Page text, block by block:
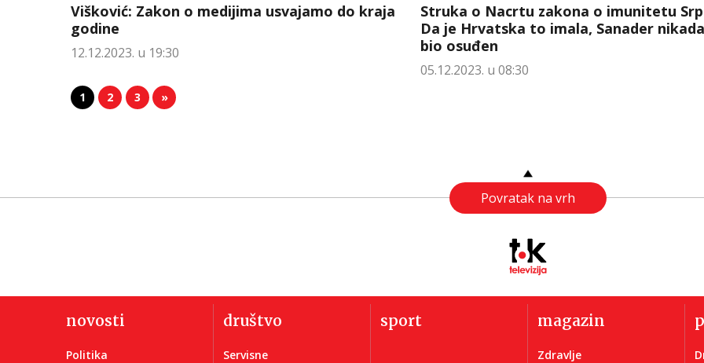
Višković: Zakon o medijima usvajamo do kraja
godine
12.12.2023. u 19:30
Struka o Nacrtu zakona o imunitetu
Da je Hrvatska to imala, Sanader
bio osuđen
05.12.2023. u 08:30
1 2 3 »
Povratak na vrh
novosti
Politika
društvo
Servisne
sport magazin
Zdravlje